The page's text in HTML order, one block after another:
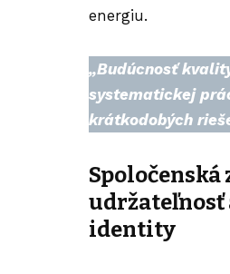
energiu.
„Budúcnosť
systematickej
krátkodobých
Spoločenská
udržateľnosť
identity